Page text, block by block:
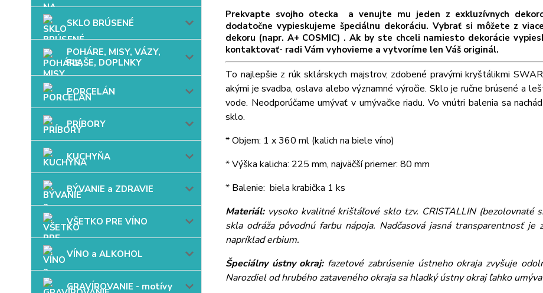
SKLO BRÚSENÉ
POHÁRE, MISY, VÁZY,
FĽAŠE, DOPLNKY
PORCELÁN
PRÍBORY
KUCHYŇA
BÝVANIE a ZDRAVIE
VŠETKO PRE VÍNO
VÍNO a ALKOHOL
GRAVÍROVANIE - motívy
Prekvapte svojho otecka a venujte mu jeden z exkluzívnych
dodatočne vypieskujeme špeciálnu dekoráciu. Vybrať si môžete z
dekoru (napr. A+ COSMIC) . Ak by ste chceli namiesto dekorácie
kontaktovať- radi Vám vyhovieme a vytvoríme len Váš originál.
To najlepšie z rúk sklárskych majstrov, zdobené pravými kryštálikmi
akými je svadba, oslava alebo významné výročie. Sklo je ručne brúsené a
vode. Neodporúčame umývať v umývačke riadu. Vo vnútri balenia sa
sklo.
* Objem: 1 x 360 ml (kalich na biele víno)
* Výška kalicha: 225 mm, najväčší priemer: 80 mm
* Balenie: biela krabička 1 ks
Materiál: vysoko kvalitné krištáľové sklo tzv. CRISTALLIN
skla odráža pôvodnú farbu nápoja. Nadčasová jasná transparentnosť
napríklad erbium.
Špeciálny ústny okraj: fazetové zabrúsenie ústneho okraja zvyšuje
Narozdiel od hrubého zataveného okraja sa hladký ústny okraj ľahko